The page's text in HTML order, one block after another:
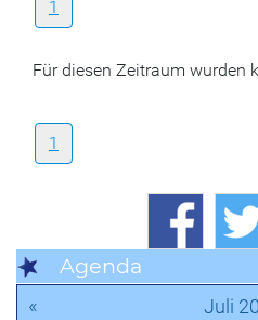
1
Für diesen Zeitraum wurden
1
Agenda
« Juli